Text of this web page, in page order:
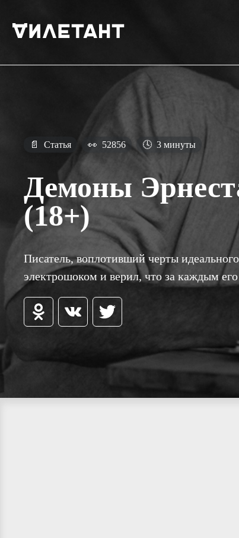
📄 Статья 👀 52856 🕓 3 минуты
Демоны
(18+)
Писатель, воплотивший черты
электрошоком и верил, что за каждым